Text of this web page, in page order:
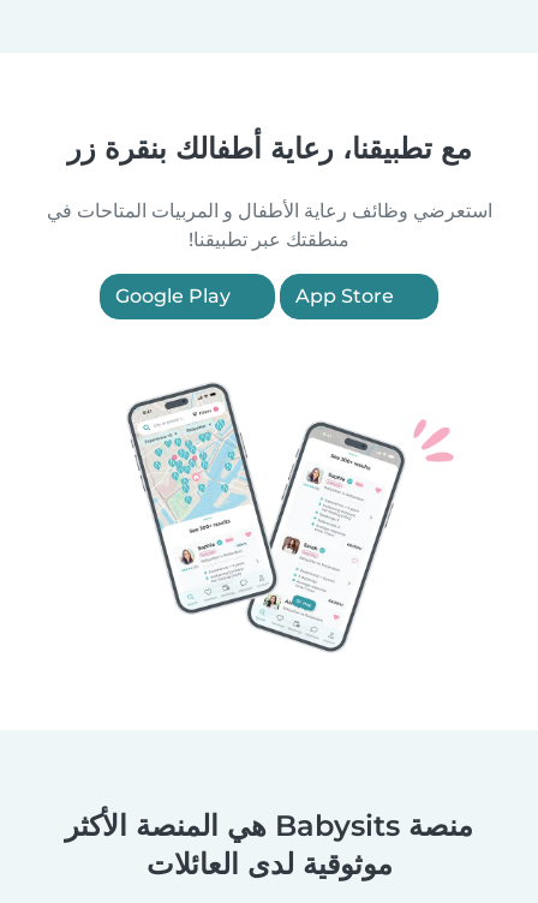
مع تطبيقنا، رعاية أطفالك بنقرة زر
استعرضي وظائف رعاية الأطفال و المربيات المتاحات في
منطقتك عبر تطبيقنا!
منصة Babysits هي المنصة الأكثر
موثوقية لدى العائلات